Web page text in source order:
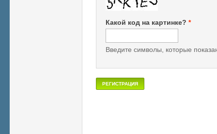
Какой код на картинке? *
Введите символы, которые